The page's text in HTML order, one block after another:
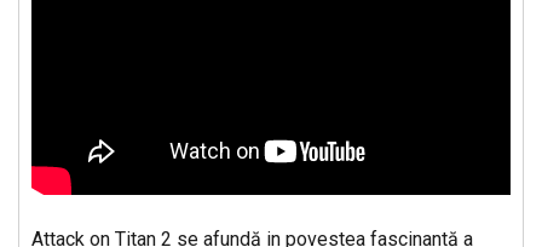
Attack on Titan 2 se afundă in povestea fascinantă a